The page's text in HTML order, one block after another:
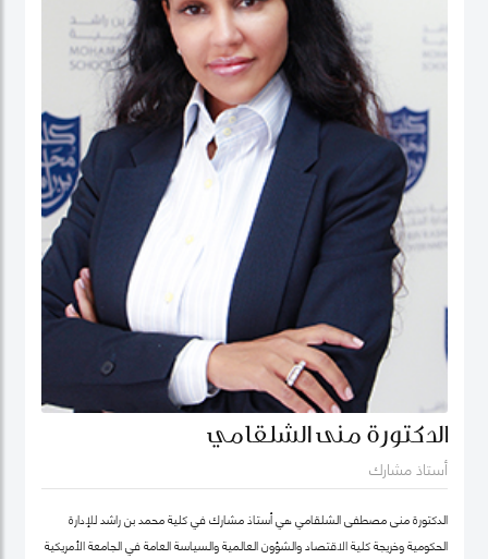
الدكتورة منى الشلقامي
أستاذ مشارك
الدكتورة منى مصطفى الشلقامي هي أستاذ مشارك في كلية محمد بن راشد للإدارة
الحكومية وخريجة كلية الاقتصاد والشؤون العالمية والسياسة العامة في الجامعة الأمريكية